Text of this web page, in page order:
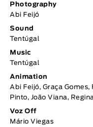
Photography
Abi Feijó
Sound
Tentúgal
Music
Tentúgal
Animation
Abi Feijó, Graça
Pinto, João Viana,
Voz Off
Mário Viegas